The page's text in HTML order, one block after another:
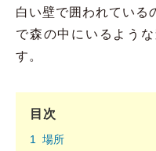
白い壁で囲われている
で森の中にいるよう
す。
目次
1
場所